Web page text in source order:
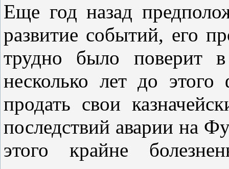
Еще год назад
развитие событий, его
трудно было
несколько лет до этого
продать свои
последствий аварии на
этого крайне